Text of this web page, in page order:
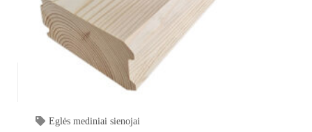
Eglės mediniai sienojai